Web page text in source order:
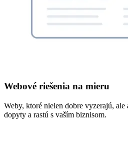
Webové riešenia na mieru
Weby, ktoré nielen dobre vyzerajú, ale
dopyty a rastú s vaším biznisom.